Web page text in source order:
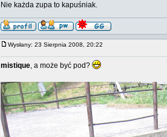
Nie każda zupa to kapuśniak.
Wysłany: 23 Sierpnia 2008, 20:22
mistique, a może być pod?